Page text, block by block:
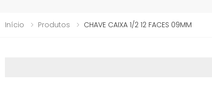
Início Produtos CHAVE CAIXA 1/2 12 FACES 09MM